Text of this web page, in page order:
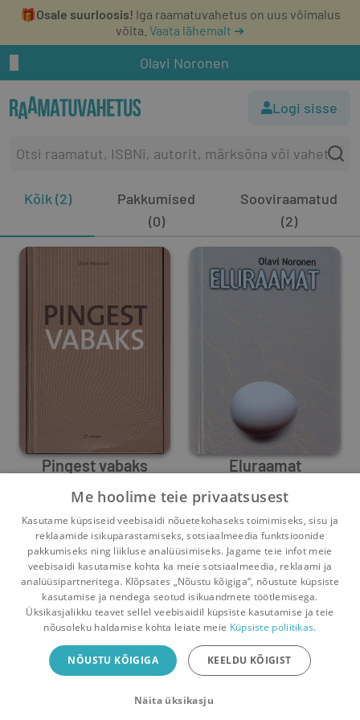
🎁Osale suurloosis! Iga raamatuvahetus on uus võimalus
võita. Vaata lähemalt ➔
Olavi Noronen
Logi sisse
Kõik (2)
Pakkumised
(0)
Sooviraamatud
(2)
Pingest vabaks
0 12
Eluraamat
0 5
Pealehele Ostukorv Sõnumid Teated Konto
Raamatuvahetuse mobiiliäpp
Vaheta raamatuid veelgi mugavamalt!
Me hoolime teie privaatsusest
Kasutame küpsiseid veebisaidi nõuetekohaseks toimimiseks, sisu ja
reklaamide isikupärastamiseks, sotsiaalmeedia funktsioonide
pakkumiseks ning liikluse analüüsimiseks. Jagame teie infot meie
veebisaidi kasutamise kohta ka meie sotsiaalmeedia, reklaami ja
analüüsipartneritega. Klõpsates „Nõustu kõigiga“, nõustute küpsiste
kasutamise ja nendega seotud isikuandmete töötlemisega.
Üksikasjalikku teavet sellel veebisaidil küpsiste kasutamise ja teie
nõusoleku haldamise kohta leiate meie Küpsiste poliitikas.
NÕUSTU KÕIGIGA KEELDU KÕIGIST
Näita üksikasju